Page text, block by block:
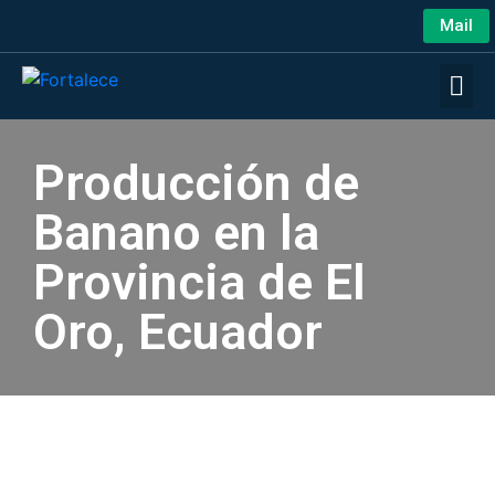
Mail
Producción de
Banano en la
Provincia de El
Oro, Ecuador